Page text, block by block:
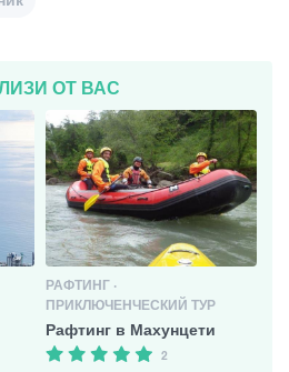
ОТ ВАС
РАФТИНГ ·
ПРИКЛЮЧЕНЧЕСКИЙ ТУР
Рафтинг в Махунцети
2